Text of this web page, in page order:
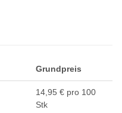
Grundpreis
14,95 € pro 100
Stk